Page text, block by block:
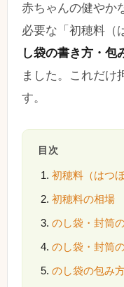
赤ちゃんの健やか
必要な「初穂料（
し袋の書き方・包
ました。これだけ
す。
目次
初穂料（はつ
初穂料の相場
のし袋・封筒
のし袋・封筒
のし袋の包み